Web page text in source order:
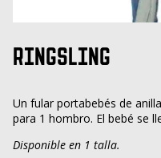
RINGSLING
Un fular portabebés de
para 1 hombro. El bebé se
Disponible en 1 talla.